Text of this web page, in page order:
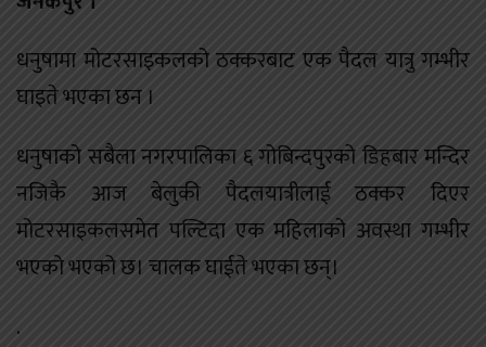
धनुषामा मोटरसाइकलको ठक्करबाट एक पैदल यात्रु गम्भीर
घाइते भएका छन ।
धनुषाको सबैला नगरपालिका ६ गोबिन्दपुरको डिहबार मन्दिर
नजिकै आज बेलुकी पैदलयात्रीलाई ठक्कर दिएर
मोटरसाइकलसमेत पल्टिदा एक महिलाको अवस्था गम्भीर
भएको भएको छ। चालक घाईते भएका छन्।
.